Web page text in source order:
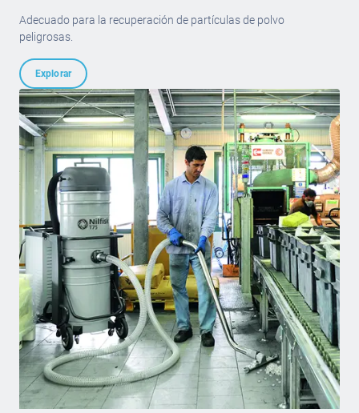
Adecuado para la recuperación de partículas de polvo
peligrosas.
Explorar